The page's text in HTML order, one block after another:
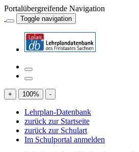
Portalübergreifende Navigation
Toggle navigation
+ 100% -
Lehrplan-Datenbank
zurück zur Startseite
zurück zur Schulart
Im Schulportal anmelden